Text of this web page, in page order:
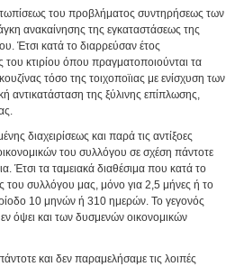
του προβλήματος συντηρήσεως των
ανακαίνησης της εγκαταστάσεως της
Έτσι κατά το διαρρεύσαν έτος
του κτιρίου όπου πραγματοποιούνται τα
τόσο της τοιχοποϊιας με ενίσχυση των
αντικατάσταση της ξύλινης επίπλωσης,
διαχειρίσεως και παρά τις αντίξοες
του συλλόγου σε σχέση πάντοτε
Έτσι τα ταμειακά διαθέσιμα που κατά το
του συλλόγου μας, μόνο για 2,5 μήνες ή το
10 μηνών ή 310 ημερών. Το γεγονός
όψει και των δυσμενών οικονομικών
και δεν παραμελήσαμε τις λοιπές